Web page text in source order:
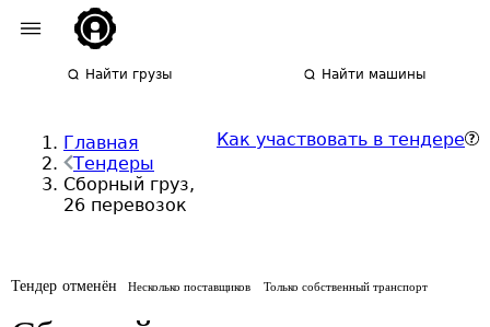
Найти грузы Найти машины
Главная
Тендеры
Сборный груз,
26 перевозок
Как участвовать в тендере
Тендер отменён Несколько поставщиков Только собственный транспорт